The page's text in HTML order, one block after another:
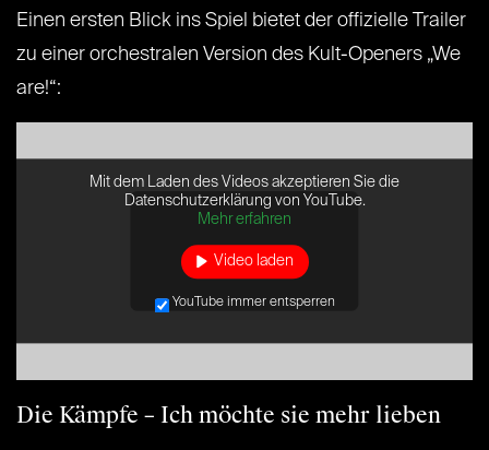
Einen ersten Blick ins Spiel bietet der offizielle Trailer
zu einer orchestralen Version des Kult-Openers „We
are!“:
Mit dem Laden des Videos akzeptieren Sie die
Datenschutzerklärung von YouTube.
Mehr erfahren
Video laden
YouTube immer entsperren
Die Kämpfe – Ich möchte sie mehr lieben